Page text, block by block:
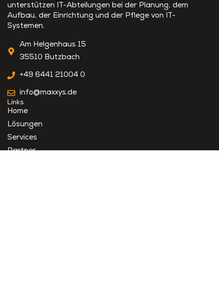
unterstützen IT-Abteilungen bei der Planung, dem
Aufbau, der Einrichtung und der Pflege von IT-
Systemen.
Am Helgenhaus 15
35510 Butzbach
+49 6441 21004 0
info@maxxys.de
Links
Home
Lösungen
Services
Partner